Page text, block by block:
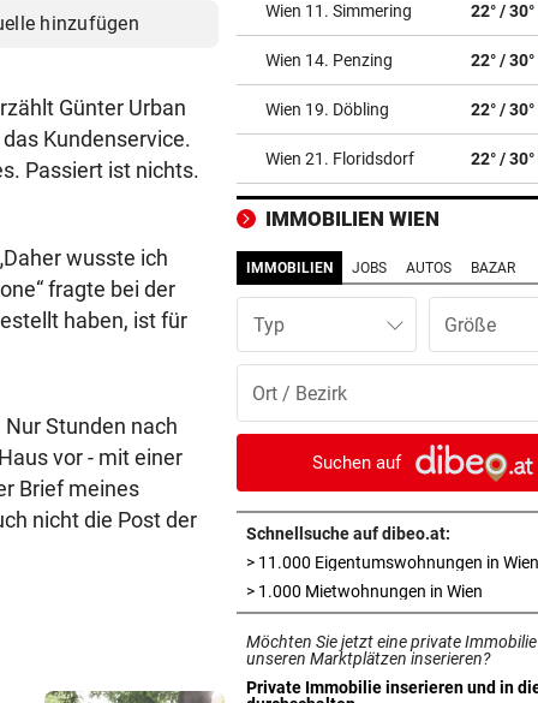
hinzufügen
Günter Urban
Kundenservice.
Passiert ist nichts.
wusste ich
fragte bei der
haben, ist für
Stunden nach
vor - mit einer
Brief meines
nicht die Post der
SKURRILES SPIEL vor
Zwangspause: „Seltsam! So
etwas kommt nie vor“
FLUCH DER KARIBIK vor
Rückschlag kam für
Colin“ im Zeitfahren
UEFA BESTÄTIGT:
Verdächtige Zahlungen an
Infantino-Mitarbeiterin
im ORF bestellt
GUTSCHEINE ZU GEWINNEN vor
Schicken Sie uns Ihr
Katzenfoto!
NOCH IMMER OHNE PASS vor
GZSZ-Star Olivia über ihr
Österreich
Wien 11. Simmering 22° / 30°
Wien 14. Penzing 22° / 30°
Wien 19. Döbling 22° / 30°
Wien 21. Floridsdorf 22° / 30°
IMMOBILIEN WIEN
IMMOBILIEN JOBS AUTOS BAZAR
Typ
Suchen auf
Schnellsuche auf dibeo.at:
> 11.000 Eigentumswohnungen in Wien
> 1.000 Mietwohnungen in Wien
Möchten Sie jetzt eine private
unseren Marktplätzen inserieren?
Private Immobilie inserieren und in